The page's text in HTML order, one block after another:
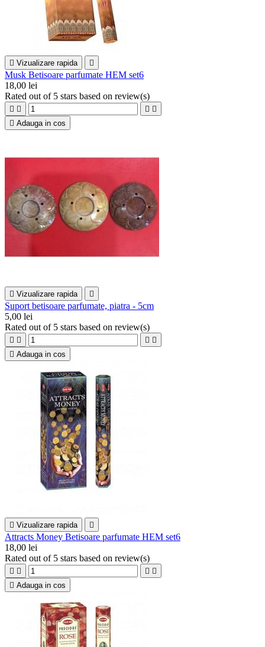
 Vizualizare rapida 
Musk Betisoare parfumate HEM set6
18,00 lei
Rated out of 5 stars based on review(s)
   
 Adauga in cos
 Vizualizare rapida 
Suport betisoare parfumate, piatra - 5cm
5,00 lei
Rated out of 5 stars based on review(s)
   
 Adauga in cos
 Vizualizare rapida 
Attracts Money Betisoare parfumate HEM set6
18,00 lei
Rated out of 5 stars based on review(s)
   
 Adauga in cos